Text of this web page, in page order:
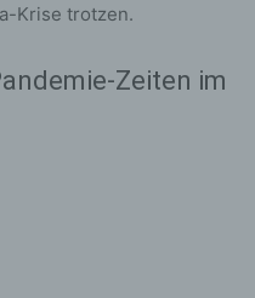
Krise trotzen.
Zeiten im